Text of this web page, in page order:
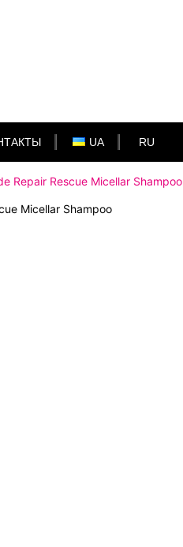
UA RU
Repair Rescue Micellar Shampoo
Micellar Shampoo